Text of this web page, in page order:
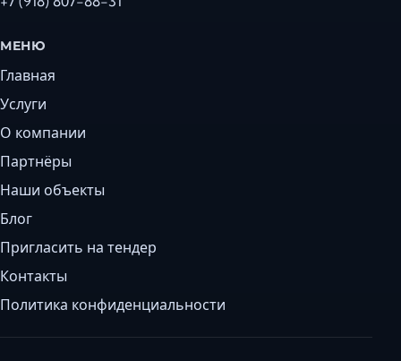
МЕНЮ
Главная
Услуги
О компании
Партнёры
Наши объекты
Блог
Пригласить на тендер
Контакты
Политика конфиденциальности